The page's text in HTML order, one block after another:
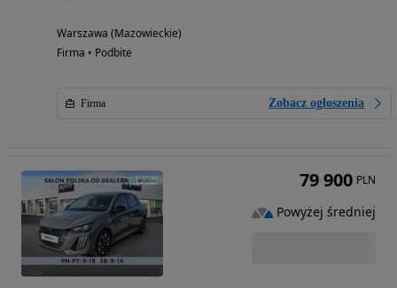
Warszawa (Mazowieckie)
Firma • Podbite
Firma Zobacz ogłoszenia
79 900 PLN
Powyżej średniej